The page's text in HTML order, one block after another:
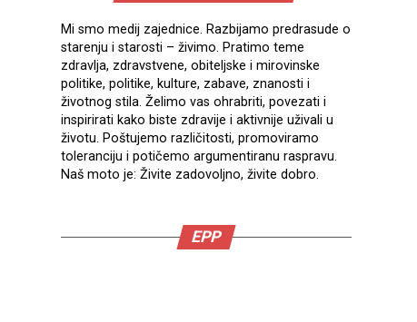
Mi smo medij zajednice. Razbijamo predrasude o
starenju i starosti – živimo. Pratimo teme
zdravlja, zdravstvene, obiteljske i mirovinske
politike, politike, kulture, zabave, znanosti i
životnog stila. Želimo vas ohrabriti, povezati i
inspirirati kako biste zdravije i aktivnije uživali u
životu. Poštujemo različitosti, promoviramo
toleranciju i potičemo argumentiranu raspravu.
Naš moto je: Živite zadovoljno, živite dobro.
EPP